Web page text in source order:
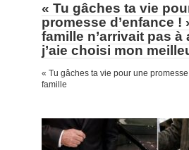
« Tu gâches ta vie
promesse d’enfance !
famille n’arrivait pas à
j’aie choisi mon
« Tu gâches ta vie pour une
famille